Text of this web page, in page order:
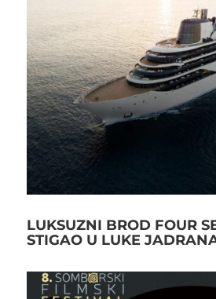
LUKSUZNI BROD FOUR
STIGAO U LUKE